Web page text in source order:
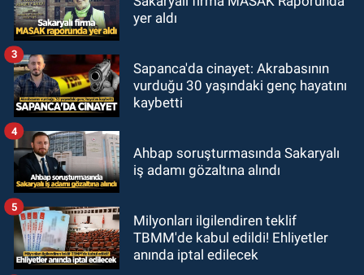
yer aldı
Sapanca'da cinayet: Akrabasının
vurduğu 30 yaşındaki genç hayatını
kaybetti
3
Ahbap soruşturmasında Sakaryalı
iş adamı gözaltına alındı
4
Milyonları ilgilendiren teklif
TBMM'de kabul edildi! Ehliyetler
anında iptal edilecek
5